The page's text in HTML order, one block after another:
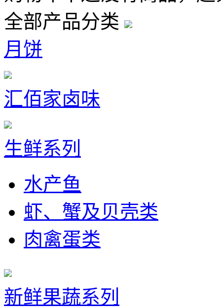
全部产品分类
月饼
汇佰家卤味
生鲜系列
水产鱼
虾、蟹及贝壳类
肉禽蛋类
新鲜果蔬系列